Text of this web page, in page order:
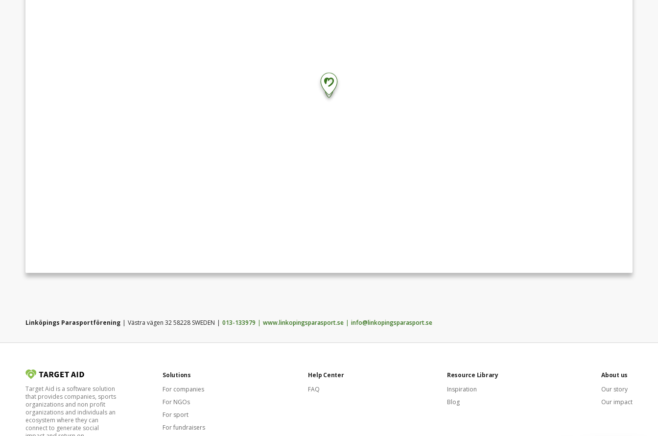
Linköpings Parasportförening Västra vägen 32 58228 SWEDEN 013-133979 www.linkopingsparasport.se info@linkopingsparasport.se
Target Aid is a software solution
that provides companies, sports
organizations and non profit
organizations and individuals an
ecosystem where they can
connect to generate social
Solutions
For companies
For NGOs
For sport
For fundraisers
Help Center
FAQ
Resource Library
Inspiration
Blog
About us
Our story
Our impact